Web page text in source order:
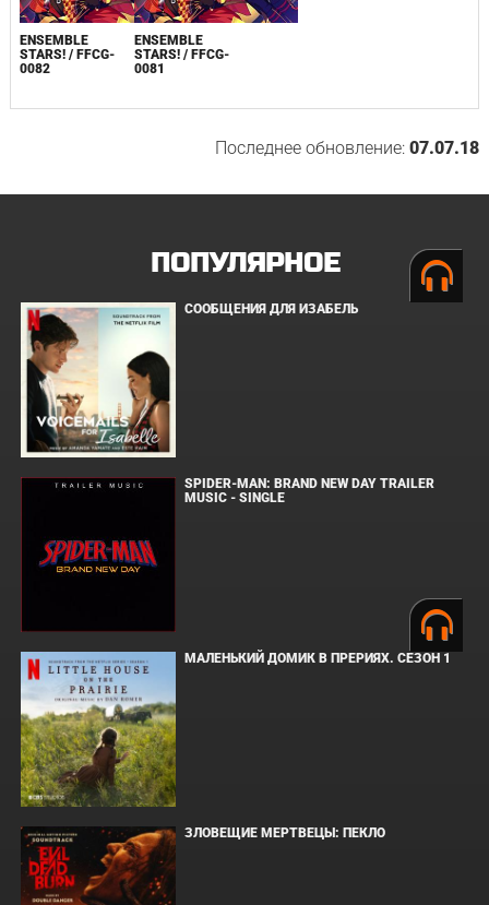
ENSEMBLE
STARS! / FFCG-
0082
ENSEMBLE
STARS! / FFCG-
0081
Последнее обновление:07.07.18
ПОПУЛЯРНОЕ
СООБЩЕНИЯ ДЛЯ ИЗАБЕЛЬ
SPIDER-MAN: BRAND NEW DAY TRAILER
MUSIC - SINGLE
МАЛЕНЬКИЙ ДОМИК В ПРЕРИЯХ. СЕЗОН 1
ЗЛОВЕЩИЕ МЕРТВЕЦЫ: ПЕКЛО